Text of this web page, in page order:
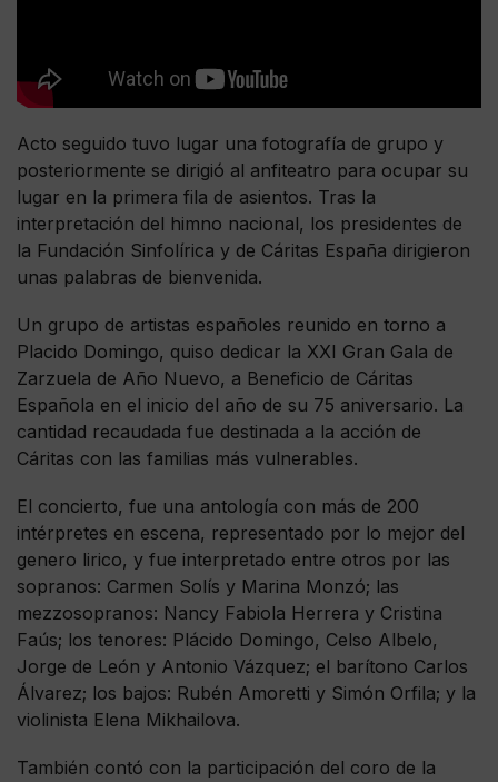
Acto seguido tuvo lugar una fotografía de grupo y
posteriormente se dirigió al anfiteatro para ocupar su
lugar en la primera fila de asientos. Tras la
interpretación del himno nacional, los presidentes de
la Fundación Sinfolírica y de Cáritas España dirigieron
unas palabras de bienvenida.
Un grupo de artistas españoles reunido en torno a
Placido Domingo, quiso dedicar la XXI Gran Gala de
Zarzuela de Año Nuevo, a Beneficio de Cáritas
Española en el inicio del año de su 75 aniversario. La
cantidad recaudada fue destinada a la acción de
Cáritas con las familias más vulnerables.
El concierto, fue una antología con más de 200
intérpretes en escena, representado por lo mejor del
genero lirico, y fue interpretado entre otros por las
sopranos: Carmen Solís y Marina Monzó; las
mezzosopranos: Nancy Fabiola Herrera y Cristina
Faús; los tenores: Plácido Domingo, Celso Albelo,
Jorge de León y Antonio Vázquez; el barítono Carlos
Álvarez; los bajos: Rubén Amoretti y Simón Orfila; y la
violinista Elena Mikhailova.
También contó con la participación del coro de la